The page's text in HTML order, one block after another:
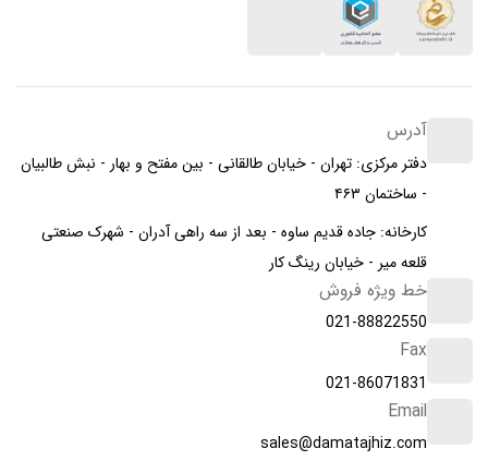
آدرس
دفتر مرکزی: تهران - خیابان طالقانی - بین مفتح و بهار - نبش طالبیان
- ساختمان ۴۶۳
کارخانه: جاده قدیم ساوه - بعد از سه راهی آدران - شهرک صنعتی
قلعه میر - خیابان رینگ کار
خط ویژه فروش
021-88822550
Fax
021-86071831
Email
sales@damatajhiz.com